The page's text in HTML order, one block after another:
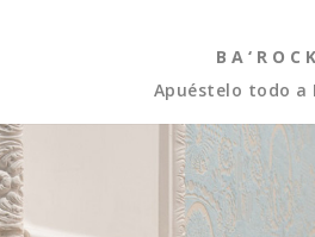
B A ‘ R O C K
Apuéstelo todo a